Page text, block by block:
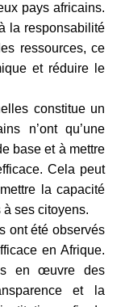
pays africains.
la responsabilité
ressources, ce
et réduire le
constitue un
n’ont qu’une
base et à mettre
Cela peut
la capacité
ses citoyens.
ont été observés
en Afrique.
en œuvre des
et la